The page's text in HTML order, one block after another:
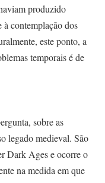
produzido
contemplação dos
este ponto, a
temporais é de
sobre as
legado medieval. São
Dark Ages e ocorre o
na medida em que